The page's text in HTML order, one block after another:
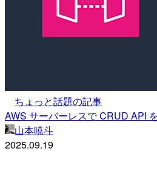
ちょっと話題の記事
AWS サーバーレスで CRUD API
山本暁斗
2025.09.19